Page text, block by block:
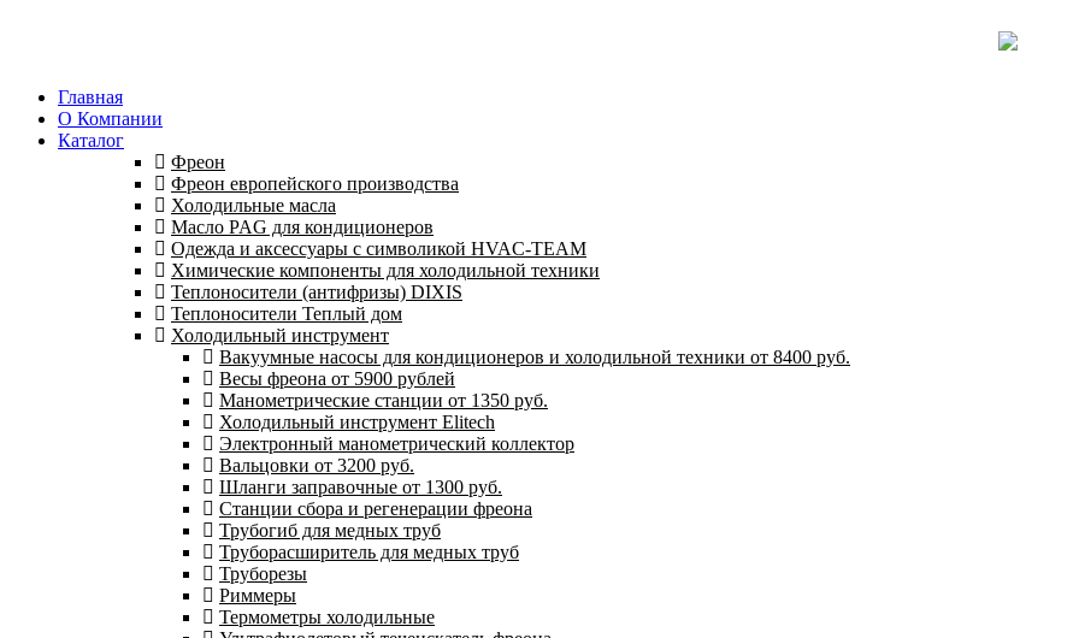
Главная
О Компании
Каталог
Фреон
Фреон европейского производства
Холодильные масла
Масло PAG для кондиционеров
Одежда и аксессуары с символикой HVAC-TEAM
Химические компоненты для холодильной техники
Теплоносители (антифризы) DIXIS
Теплоносители Теплый дом
Холодильный инструмент
Вакуумные насосы для кондиционеров и холодильной техники от 8400 руб.
Весы фреона от 5900 рублей
Манометрические станции от 1350 руб.
Холодильный инструмент Elitech
Электронный манометрический коллектор
Вальцовки от 3200 руб.
Шланги заправочные от 1300 руб.
Станции сбора и регенерации фреона
Трубогиб для медных труб
Труборасширитель для медных труб
Труборезы
Риммеры
Термометры холодильные